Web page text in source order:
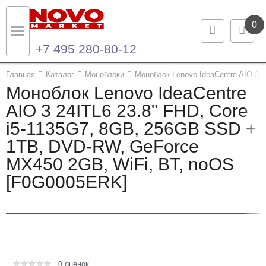
0
+7 495 280-80-12
Главная Каталог Моноблоки Моноблок Lenovo IdeaCentre AIO 3
Моноблок Lenovo IdeaCentre
AIO 3 24ITL6 23.8" FHD, Core
i5-1135G7, 8GB, 256GB SSD +
1TB, DVD-RW, GeForce
MX450 2GB, WiFi, BT, noOS
[F0G0005ERK]
0 оценок
Назад
Каталог продукции
Ноутбуки и ультрабуки
Компьютеры
Моноблоки
Назад
Контакты
Контактная информация